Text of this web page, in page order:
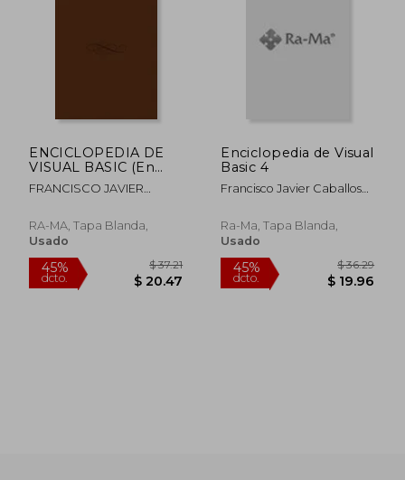
45%
dcto.
$ 267.24
$ 146.98
45%
dcto.
ENCICLOPEDIA DE
VISUAL BASIC (En
papel)
FRANCISCO JAVIER
RA-MA, Tapa Blanda,
Usado
Enciclopedia de Visual
Basic 4
Francisco Javier Caballos
Ra-Ma, Tapa Blanda,
Usado